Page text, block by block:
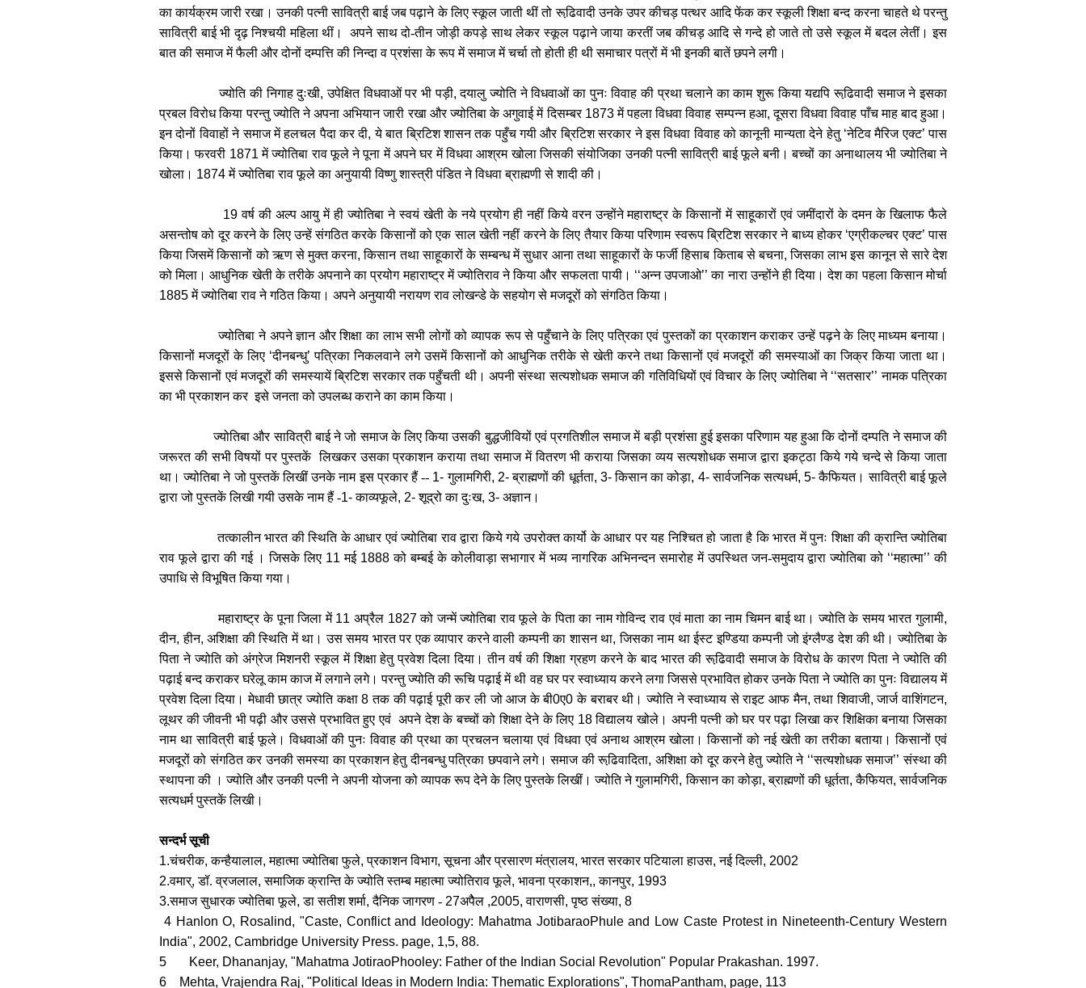
का कार्यक्रम जारी रखा। उनकी पत्नी सावित्री बाई जब पढ़ाने के लिए स्कूल जाती थीं तो रूढि़वादी उनके उपर कीचड़ पत्थर आदि फेंक कर स्कूली शिक्षा बन्द करना चाहते थे परन्तु
सावित्री बाई भी दृढ़ निश्चयी महिला थीं। अपने साथ दो-तीन जोड़ी कपड़े साथ लेकर स्कूल पढ़ाने जाया करतीं जब कीचड़ आदि से गन्दे हो जाते तो उसे स्कूल में बदल लेतीं। इस
बात की समाज में फैली और दोनों दम्पत्ति की निन्दा व प्रशंसा के रूप में समाज में चर्चा तो होती ही थी समाचार पत्रों में भी इनकी बातें छपने लगी।
ज्योति की निगाह दुःखी,उपेक्षित विधवाओं पर भी पड़ी,दयालु ज्योति ने विधवाओं का पुनः विवाह की प्रथा चलाने का काम शुरू किया यद्यपि रूढि़वादी समाज ने इसका
प्रबल विरोध किया परन्तु ज्योति ने अपना अभियान जारी रखा और ज्योतिबा के अगुवाई में दिसम्बर 1873में पहला विधवा विवाह सम्पन्न हआ,दूसरा विधवा विवाह पाँच माह बाद हुआ।
इन दोनों विवाहों ने समाज में हलचल पैदा कर दी,ये बात ब्रिटिश शासन तक पहुँच गयी और ब्रिटिश सरकार ने इस विधवा विवाह को कानूनी मान्यता देने हेतु ‘नेटिव मैरिज एक्ट’पास
किया। फरवरी 1871 में ज्योतिबा राव फूले ने पूना में अपने घर में विधवा आश्रम खोला जिसकी संयोजिका उनकी पत्नी सावित्री बाई फूले बनी। बच्चों का अनाथालय भी ज्योतिबा ने
खोला। 1874में ज्योतिबा राव फूले का अनुयायी विष्णु शास्त्री पंडित ने विधवा ब्राह्मणी से शादी की।
19 वर्ष की अल्प आयु में ही ज्योतिबा ने स्वयं खेती के नये प्रयोग ही नहीं किये वरन उन्होंने महाराष्ट्र के किसानों में साहूकारों एवं जमींदारों के दमन के खिलाफ फैले
असन्तोष को दूर करने के लिए उन्हें संगठित करके किसानों को एक साल खेती नहीं करने के लिए तैयार किया परिणाम स्वरूप ब्रिटिश सरकार ने बाध्य होकर ‘एग्रीकल्चर एक्ट’पास
किया जिसमें किसानों को ऋण से मुक्त करना,किसान तथा साहूकारों के सम्बन्ध में सुधार आना तथा साहूकारों के फर्जी हिसाब किताब से बचना,जिसका लाभ इस कानून से सारे देश
को मिला। आधुनिक खेती के तरीके अपनाने का प्रयोग महाराष्ट्र में ज्योतिराव ने किया और सफलता पायी। ‘‘अन्न उपजाओ’’का नारा उन्होंने ही दिया। देश का पहला किसान मोर्चा
1885में ज्योतिबा राव ने गठित किया। अपने अनुयायी नरायण राव लोखन्डे के सहयोग से मजदूरों को संगठित किया।
ज्योतिबा ने अपने ज्ञान और शिक्षा का लाभ सभी लोगों को व्यापक रूप से पहुँचाने के लिए पत्रिका एवं पुस्तकों का प्रकाशन कराकर उन्हें पढ़ने के लिए माध्यम बनाया।
किसानों मजदूरों के लिए ‘दीनबन्धु’पत्रिका निकलवाने लगे उसमें किसानों को आधुनिक तरीके से खेती करने तथा किसानों एवं मजदूरों की समस्याओं का जिक्र किया जाता था।
इससे किसानों एवं मजदूरों की समस्यायें ब्रिटिश सरकार तक पहुँचती थी। अपनी संस्था सत्यशोधक समाज की गतिविधियों एवं विचार के लिए ज्योतिबा ने ‘‘सतसार’’नामक पत्रिका
का भी प्रकाशन कर इसे जनता को उपलब्ध कराने का काम किया।
ज्योतिबा और सावित्री बाई ने जो समाज के लिए किया उसकी बुद्धजीवियों एवं प्रगतिशील समाज में बड़ी प्रशंसा हुई इसका परिणाम यह हुआ कि दोनों दम्पति ने समाज की
जरूरत की सभी विषयों पर पुस्तकें लिखकर उसका प्रकाशन कराया तथा समाज में वितरण भी कराया जिसका व्यय सत्यशोधक समाज द्वारा इकट्ठा किये गये चन्दे से किया जाता
था। ज्योतिबा ने जो पुस्तकें लिखीं उनके नाम इस प्रकार हैं -- 1-गुलामगिरी, 2-ब्राह्मणों की धूर्तता, 3-किसान का कोड़ा, 4-सार्वजनिक सत्यधर्म, 5-कैफियत। सावित्री बाई फूले
द्वारा जो पुस्तकें लिखी गयी उसके नाम हैं -1-काव्यफूले, 2-शूद्रो का दुःख, 3- अज्ञान।
तत्कालीन भारत की स्थिति के आधार एवं ज्योतिबा राव द्वारा किये गये उपरोक्त कार्यो के आधार पर यह निश्चित हो जाता है कि भारत में पुनः शिक्षा की क्रान्ति ज्योतिबा
राव फूले द्वारा की गई । जिसके लिए 11 मई 1888को बम्बई के कोलीवाड़ा सभागार में भव्य नागरिक अभिनन्दन समारोह में उपस्थित जन-समुदाय द्वारा ज्योतिबा को ‘‘महात्मा’’की
उपाधि से विभूषित किया गया।
महाराष्ट्र के पूना जिला में 11 अप्रैल 1827को जन्में ज्योतिबा राव फूले के पिता का नाम गोविन्द राव एवं माता का नाम चिमन बाई था। ज्योति के समय भारत गुलामी,
दीन,हीन,अशिक्षा की स्थिति में था। उस समय भारत पर एक व्यापार करने वाली कम्पनी का शासन था,जिसका नाम था ईस्ट इण्डिया कम्पनी जो इंग्लैण्ड देश की थी। ज्योतिबा के
पिता ने ज्योति को अंग्रेज मिशनरी स्कूल में शिक्षा हेतु प्रवेश दिला दिया। तीन वर्ष की शिक्षा ग्रहण करने के बाद भारत की रूढि़वादी समाज के विरोध के कारण पिता ने ज्योति की
पढ़ाई बन्द कराकर घरेलू काम काज में लगाने लगे। परन्तु ज्योति की रूचि पढ़ाई में थी वह घर पर स्वाध्याय करने लगा जिससे प्रभावित होकर उनके पिता ने ज्योति का पुनः विद्यालय में
प्रवेश दिला दिया। मेधावी छात्र ज्योति कक्षा8 तक की पढ़ाई पूरी कर ली जो आज के बी0ए0 के बराबर थी। ज्योति ने स्वाध्याय से राइट आफ मैन,तथा शिवाजी,जार्ज वाशिंगटन,
लूथर की जीवनी भी पढ़ी और उससे प्रभावित हुए एवं अपने देश के बच्चों को शिक्षा देने के लिए 18विद्यालय खोले। अपनी पत्नी को घर पर पढ़ा लिखा कर शिक्षिका बनाया जिसका
नाम था सावित्री बाई फूले। विधवाओं की पुनः विवाह की प्रथा का प्रचलन चलाया एवं विधवा एवं अनाथ आश्रम खोला। किसानों को नई खेती का तरीका बताया। किसानों एवं
मजदूरों को संगठित कर उनकी समस्या का प्रकाशन हेतु दीनबन्धु पत्रिका छपवाने लगे। समाज की रूढि़वादिता, अशिक्षा को दूर करने हेतु ज्योति ने ‘‘सत्यशोधक समाज’’संस्था की
स्थापना की । ज्योति और उनकी पत्नी ने अपनी योजना को व्यापक रूप देने के लिए पुस्तके लिखीं। ज्योति ने गुलामगिरी,किसान का कोड़ा,ब्राह्मणों की धूर्तता,कैफियत,सार्वजनिक
सत्यधर्म पुस्तकें लिखी।
सन्दर्भ सूची
1.चंचरीक,कन्हैयालाल,महात्मा ज्योतिबा फुले,प्रकाशन विभाग,सूचना और प्रसारण मंत्रालय, भारत सरकार पटियाला हाउस,नई दिल्ली, 2002
2.वमार्,डॉ. व्रजलाल,समाजिक क्रान्ति के ज्योति स्तम्ब महात्मा ज्योतिराव फूले, भावना प्रकाशन,,कानपुर, 1993
3.समाज सुधारक ज्योतिबा फूले,डा सतीश शर्मा,दैनिक जागरण - 27अपेैल ,2005,वाराणसी,पृष्ठ संख्या, 8
4 Hanlon O, Rosalind, "Caste, Conflict and Ideology: Mahatma JotibaraoPhule and Low Caste Protest in Nineteenth-Century Western
India", 2002, Cambridge University Press. page, 1,5, 88.
5 Keer, Dhananjay, "Mahatma JotiraoPhooley: Father of the Indian Social Revolution" Popular Prakashan. 1997.
6 Mehta, Vrajendra Raj, "Political Ideas in Modern India: Thematic Explorations", ThomaPantham, page, 113